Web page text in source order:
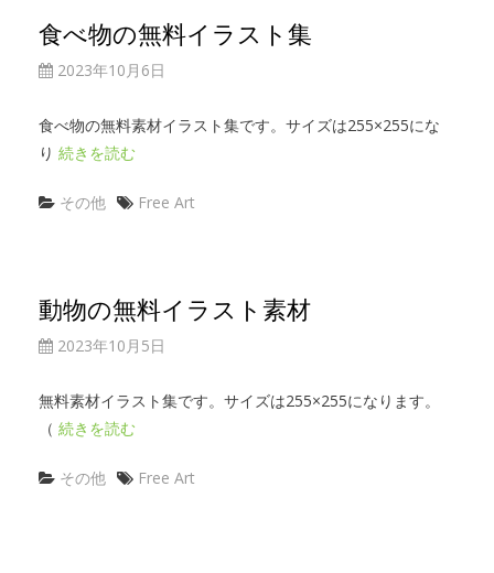
食べ物の無料イラスト集
2023年10月6日
食べ物の無料素材イラスト集です。サイズは255×255にな
り 続きを読む
その他 Free Art
動物の無料イラスト素材
2023年10月5日
無料素材イラスト集です。サイズは255×255になります。
（ 続きを読む
その他 Free Art